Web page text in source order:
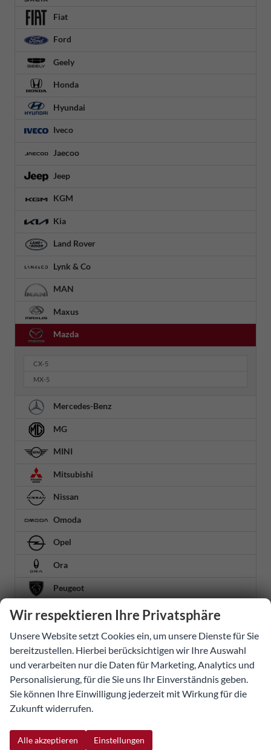
Fiat
Ford
Geely
Honda
Hyundai
Iveco
Jaecoo
Jeep
KGM
Kia
Land Rover
Lynk & Co
MAN
Maxus
Mazda
CX-5
MX-5
Mercedes-Benz
MG
MINI
Mitsubishi
Nissan
Omoda
Opel
Ora
Peugeot
Porsche
Renault
Seat
Skoda
Suzuki
Wir respektieren Ihre Privatsphäre
Unsere Website setzt Cookies ein, um unsere Dienste für Sie
bereitzustellen. Hierbei berücksichtigen wir Ihre Auswahl
und verarbeiten nur die Daten für Marketing, Analytics und
Personalisierung, für die Sie uns Ihr Einverständnis geben.
Sie können Ihre Einwilligung jederzeit mit Wirkung für die
Zukunft widerrufen.
Alle akzeptieren Einstellungen